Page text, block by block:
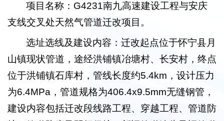
项目名称：G4231南九高速建设工程与安庆
支线交叉处天然气管道迁改项目。
选址选线及建设内容：迁改起点位于怀宁县月
山镇现状管道，途经洪铺镇冶塘村、长安村，终点
位于洪铺镇石库村，管线长度约5.4km，设计压力
为6.4MPa，管道规格为406.4x9.5mm无缝钢管，
建设内容包括迁改段线路工程、穿越工程、管道防